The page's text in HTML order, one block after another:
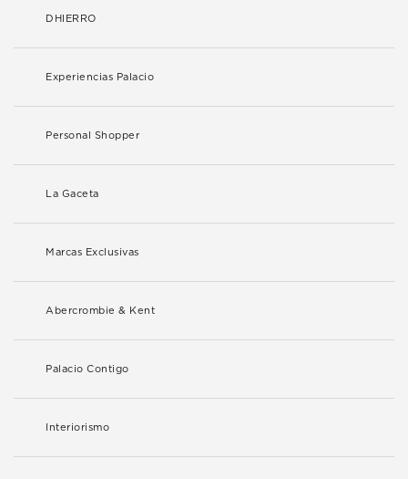
DHIERRO
Experiencias Palacio
Personal Shopper
La Gaceta
Marcas Exclusivas
Abercrombie & Kent
Palacio Contigo
Interiorismo